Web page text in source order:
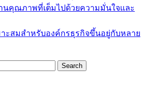
นคุณภาพที่เต็มไปด้วยความมั่นใจและ
มาะสมสำหรับองค์กรธุรกิจขึ้นอยู่กับหลาย